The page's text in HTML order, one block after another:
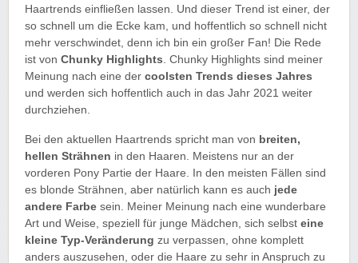
Haartrends einfließen lassen. Und dieser Trend ist einer, der
so schnell um die Ecke kam, und hoffentlich so schnell nicht
mehr verschwindet, denn ich bin ein großer Fan! Die Rede
ist von Chunky Highlights . Chunky Highlights sind meiner
Meinung nach eine der coolsten Trends dieses Jahres
und werden sich hoffentlich auch in das Jahr 2021 weiter
durchziehen.
Bei den aktuellen Haartrends spricht man von breiten,
hellen Strähnen in den Haaren. Meistens nur an der
vorderen Pony Partie der Haare. In den meisten Fällen sind
es blonde Strähnen, aber natürlich kann es auch jede
andere Farbe sein. Meiner Meinung nach eine wunderbare
Art und Weise, speziell für junge Mädchen, sich selbst eine
kleine Typ-Veränderung zu verpassen, ohne komplett
anders auszusehen, oder die Haare zu sehr in Anspruch zu